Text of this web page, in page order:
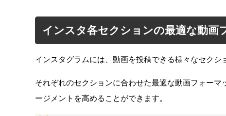
インスタ各セクションの最適な動画
インスタグラムには、動画を投稿できる様々なセクシ
それぞれのセクションに合わせた最適な動画フォー
ージメントを高めることができます。